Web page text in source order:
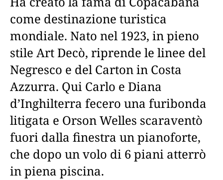
come destinazione turistica
mondiale. Nato nel 1923, in pieno
stile Art Decò, riprende le linee del
Negresco e del Carton in Costa
Azzurra. Qui Carlo e Diana
d’Inghilterra fecero una furibonda
litigata e Orson Welles scaraventò
fuori dalla finestra un pianoforte,
che dopo un volo di 6 piani atterrò
in piena piscina.